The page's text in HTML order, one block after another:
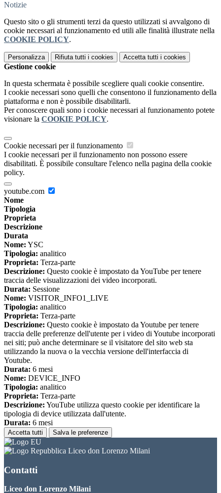
Notizie
Questo sito o gli strumenti terzi da questo utilizzati si avvalgono di
cookie necessari al funzionamento ed utili alle finalità illustrate nella
COOKIE POLICY.
Personalizza Rifiuta tutti i cookies Accetta tutti i cookies
Gestione cookie
In questa schermata è possibile scegliere quali cookie consentire.
I cookie necessari sono quelli che consentono il funzionamento della
piattaforma e non è possibile disabilitarli.
Per conoscere quali sono i cookie necessari al funzionamento potete
visionare la COOKIE POLICY.
Cookie necessari per il funzionamento
I cookie necessari per il funzionamento non possono essere
disabilitati. È possibile consultare l'elenco nella pagina della cookie
policy.
youtube.com
Nome
Tipologia
Proprieta
Descrizione
Durata
Nome: YSC
Tipologia: analitico
Proprieta: Terza-parte
Descrizione: Questo cookie è impostato da YouTube per tenere
traccia delle visualizzazioni dei video incorporati.
Durata: Sessione
Nome: VISITOR_INFO1_LIVE
Tipologia: analitico
Proprieta: Terza-parte
Descrizione: Questo cookie è impostato da Youtube per tenere
traccia delle preferenze dell'utente per i video di Youtube incorporati
nei siti; può anche determinare se il visitatore del sito web sta
utilizzando la nuova o la vecchia versione dell'interfaccia di
Youtube.
Durata: 6 mesi
Nome: DEVICE_INFO
Tipologia: analitico
Proprieta: Terza-parte
Descrizione: YouTube utilizza questo cookie per identificare la
tipologia di device utilizzata dall'utente.
Durata: 6 mesi
Accetta tutti Salva le preferenze
Liceo don Lorenzo Milani
Contatti
Liceo don Lorenzo Milani